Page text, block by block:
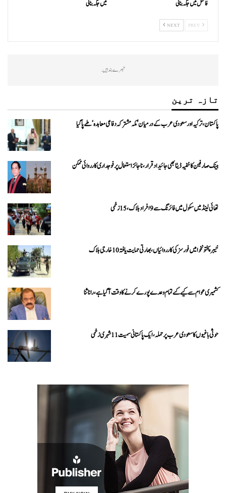
فائنل میں جگہ بنا لی
میں جگہ بنا لی
NEXT
تبصرے بند ہیں.
تازہ ترین
پاکستان، ترکیہ اور سعودی عرب کے درمیان ’مکہ مشترکہ دفاعی معاہدہ‘ طے پا گیا
بینک صارفین کا خفیہ ڈیٹا بھی جائیداد قرار، ناجائز استعمال پر فوجداری کارروائی ممکن
تھائی لینڈ میں سکول میں فائرنگ سے 9 افراد ہلاک، 15 زخمی
خیبرپختونخوا میں فورسز کی کارروائیاں، بھارتی حمایت یافتہ 10 خارجی ہلاک
کشمیری عوام سے کیے گئے تمام وعدے پورے کرنے کا وقت آ گیا ہے، رانا ثنا
حوثی باغیوں کا سعودی عرب پر حملہ، ایک پاکستانی سمیت 11 شہری زخمی